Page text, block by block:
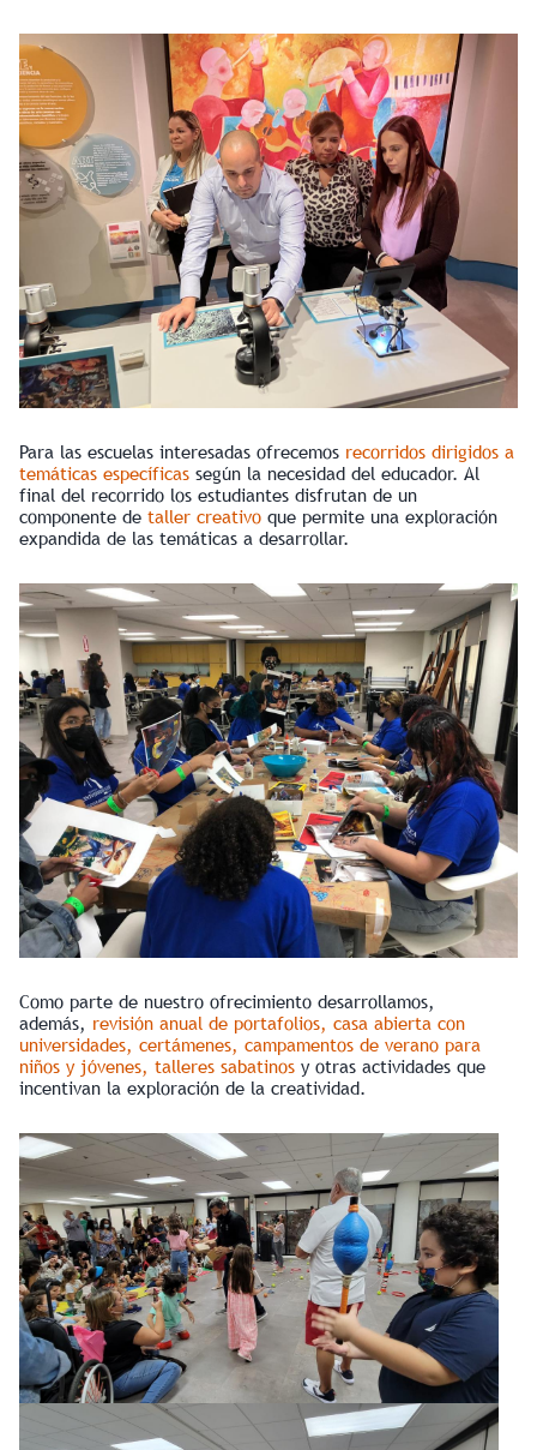
Para las escuelas interesadas ofrecemos recorridos dirigidos a
temáticas específicas según la necesidad del educador. Al
final del recorrido los estudiantes disfrutan de un
componente de taller creativo que permite una exploración
expandida de las temáticas a desarrollar.
Como parte de nuestro ofrecimiento desarrollamos,
además, revisión anual de portafolios, casa abierta con
universidades, certámenes, campamentos de verano para
niños y jóvenes, talleres sabatinos y otras actividades que
incentivan la exploración de la creatividad.